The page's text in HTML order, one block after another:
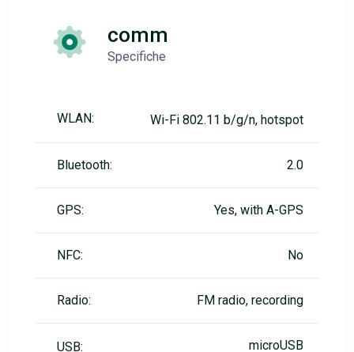
comm
Specifiche
WLAN: Wi-Fi 802.11 b/g/n, hotspot
Bluetooth: 2.0
GPS: Yes, with A-GPS
NFC: No
Radio: FM radio, recording
USB: microUSB